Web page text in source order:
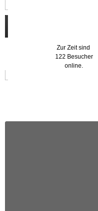
Zur Zeit sind
122 Besucher
online.